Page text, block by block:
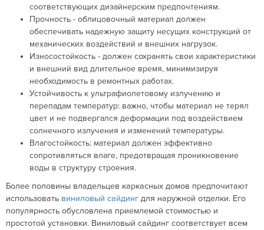
соответствующих дизайнерским предпочтениям.
Прочность - облицовочный материал должен
обеспечивать надежную защиту несущих конструкций от
механических воздействий и внешних нагрузок.
Износостойкость - должен сохранять свои характеристики
и внешний вид длительное время, минимизируя
необходимость в ремонтных работах.
Устойчивость к ультрафиолетовому излучению и
перепадам температур: важно, чтобы материал не терял
цвет и не подвергался деформации под воздействием
солнечного излучения и изменений температуры.
Влагостойкость: материал должен эффективно
сопротивляться влаге, предотвращая проникновение
воды в структуру строения.
Более половины владельцев каркасных домов предпочитают
использовать виниловый сайдинг для наружной отделки. Его
популярность обусловлена приемлемой стоимостью и
простотой установки. Виниловый сайдинг соответствует всем